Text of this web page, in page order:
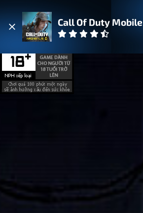
Call Of Duty Mobile